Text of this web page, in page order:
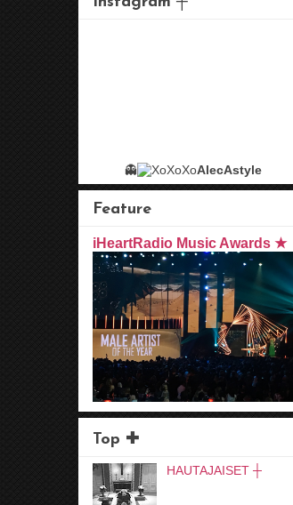
👻 AlecAstyle
Feature
iHeartRadio Music Awards ★
Top ✚
HAUTAJAISET ┼